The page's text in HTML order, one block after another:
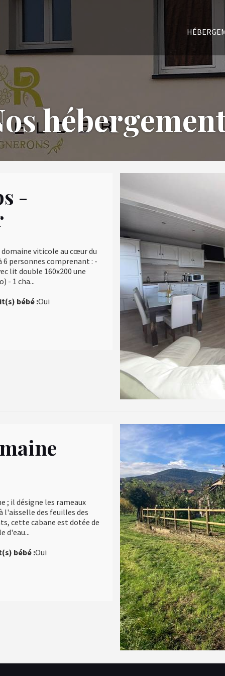
-
viticole au cœur du
6 personnes comprenant : -
lit double 160x200 une
- 1 cha...
bébé :Oui
; il désigne les rameaux
l'aisselle des feuilles des
cette cabane est dotée de
d'eau...
bébé :Oui